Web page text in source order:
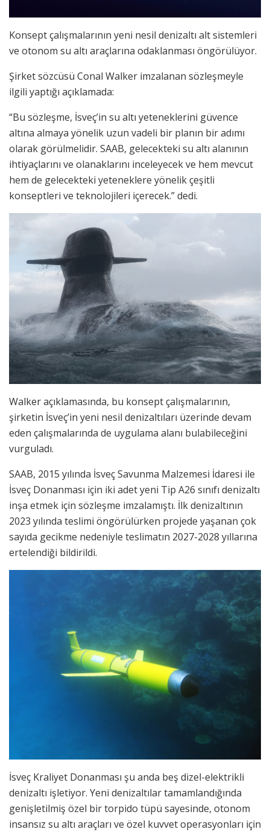
Konsept çalışmalarının yeni nesil denizaltı alt sistemleri
ve otonom su altı araçlarına odaklanması öngörülüyor.
Şirket sözcüsü Conal Walker imzalanan sözleşmeyle
ilgili yaptığı açıklamada:
“Bu sözleşme, İsveç’in su altı yeteneklerini güvence
altına almaya yönelik uzun vadeli bir planın bir adımı
olarak görülmelidir. SAAB, gelecekteki su altı alanının
ihtiyaçlarını ve olanaklarını inceleyecek ve hem mevcut
hem de gelecekteki yeteneklere yönelik çeşitli
konseptleri ve teknolojileri içerecek.” dedi.
Walker açıklamasında, bu konsept çalışmalarının,
şirketin İsveç’in yeni nesil denizaltıları üzerinde devam
eden çalışmalarında de uygulama alanı bulabileceğini
vurguladı.
SAAB, 2015 yılında İsveç Savunma Malzemesi İdaresi ile
İsveç Donanması için iki adet yeni Tip A26 sınıfı denizaltı
inşa etmek için sözleşme imzalamıştı. İlk denizaltının
2023 yılında teslimi öngörülürken projede yaşanan çok
sayıda gecikme nedeniyle teslimatın 2027-2028 yıllarına
ertelendiği bildirildi.
İsveç Kraliyet Donanması şu anda beş dizel-elektrikli
denizaltı işletiyor. Yeni denizaltılar tamamlandığında
genişletilmiş özel bir torpido tüpü sayesinde, otonom
insansız su altı araçları ve özel kuvvet operasyonları için